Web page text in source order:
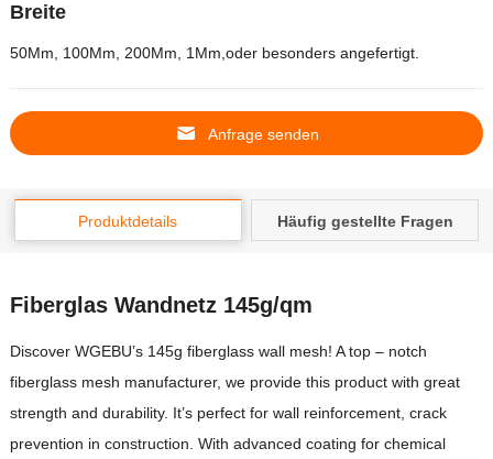
Breite
50Mm, 100Mm, 200Mm, 1Mm,oder besonders angefertigt.
Anfrage senden
Produktdetails Häufig gestellte Fragen
Fiberglas Wandnetz 145g/qm
Discover WGEBU’s 145g fiberglass wall mesh! A top– notch
fiberglass mesh manufacturer, we provide this product with great
strength and durability. It’s perfect for wall reinforcement, crack
prevention in construction. With advanced coating for chemical